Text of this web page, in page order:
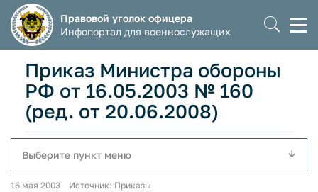
Правовой уголок офицера
Инфопортал для военнослужащих
Приказ Министра обороны
РФ от 16.05.2003 № 160
(ред. от 20.06.2008)
Выберите пункт меню
16 мая 2003 Источник: Приказы